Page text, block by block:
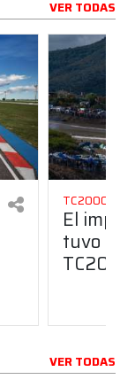
VER TODAS
TC2000
El
tuvo
VER TODAS